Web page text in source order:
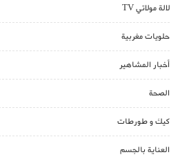
لالة مولاتي TV
حلويات مغربية
أخبار المشاهير
الصحة
كيك و طورطات
العناية بالجسم